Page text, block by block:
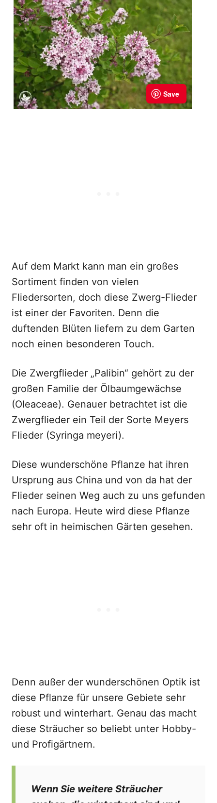
Auf dem Markt kann man ein großes
Sortiment finden von vielen
Fliedersorten, doch diese Zwerg-Flieder
ist einer der Favoriten. Denn die
duftenden Blüten liefern zu dem Garten
noch einen besonderen Touch.
Die Zwergflieder „Palibin“ gehört zu der
großen Familie der Ölbaumgewächse
(Oleaceae). Genauer betrachtet ist die
Zwergflieder ein Teil der Sorte Meyers
Flieder (Syringa meyeri).
Diese wunderschöne Pflanze hat ihren
Ursprung aus China und von da hat der
Flieder seinen Weg auch zu uns gefunden
nach Europa. Heute wird diese Pflanze
sehr oft in heimischen Gärten gesehen.
Denn außer der wunderschönen Optik ist
diese Pflanze für unsere Gebiete sehr
robust und winterhart. Genau das macht
diese Sträucher so beliebt unter Hobby-
und Profigärtnern.
Wenn Sie weitere Sträucher